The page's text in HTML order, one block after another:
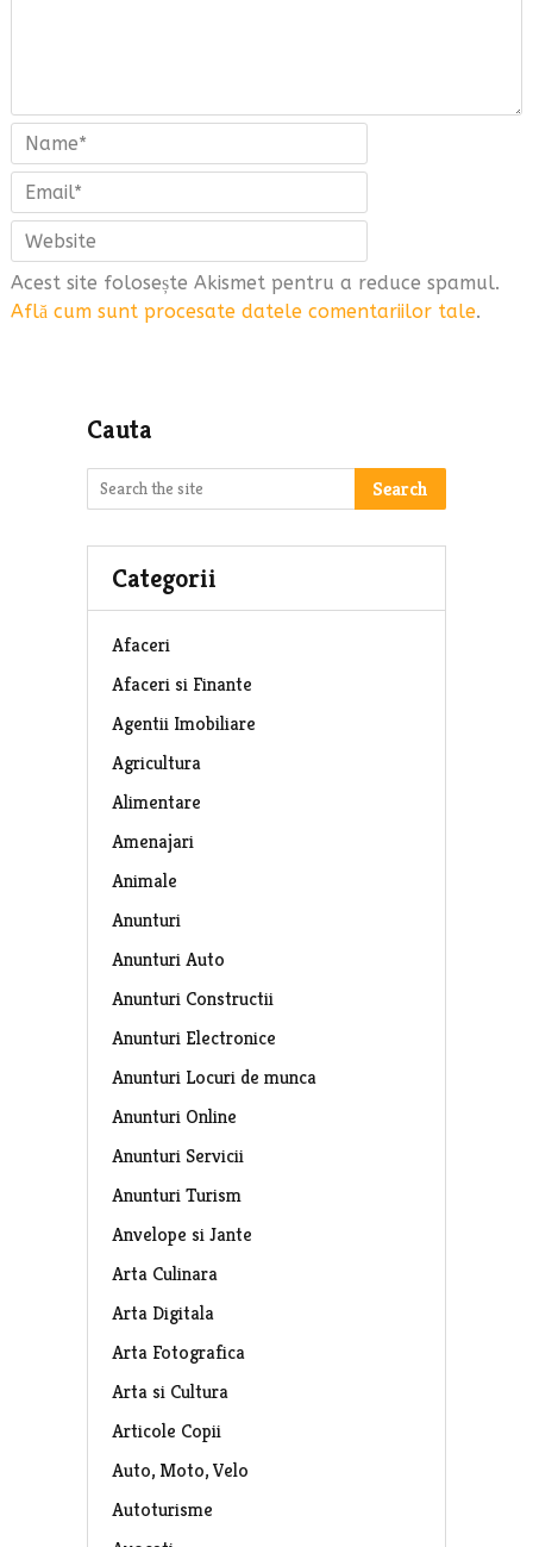
Acest site folosește Akismet pentru a reduce spamul.
Află cum sunt procesate datele comentariilor tale.
Cauta
Search
Categorii
Afaceri
Afaceri si Finante
Agentii Imobiliare
Agricultura
Alimentare
Amenajari
Animale
Anunturi
Anunturi Auto
Anunturi Constructii
Anunturi Electronice
Anunturi Locuri de munca
Anunturi Online
Anunturi Servicii
Anunturi Turism
Anvelope si Jante
Arta Culinara
Arta Digitala
Arta Fotografica
Arta si Cultura
Articole Copii
Auto, Moto, Velo
Autoturisme